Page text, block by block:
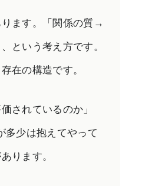
ます。「関係の質→
という考え方です。
在の構造です。
されているのか」
多少は抱えてやって
ります。